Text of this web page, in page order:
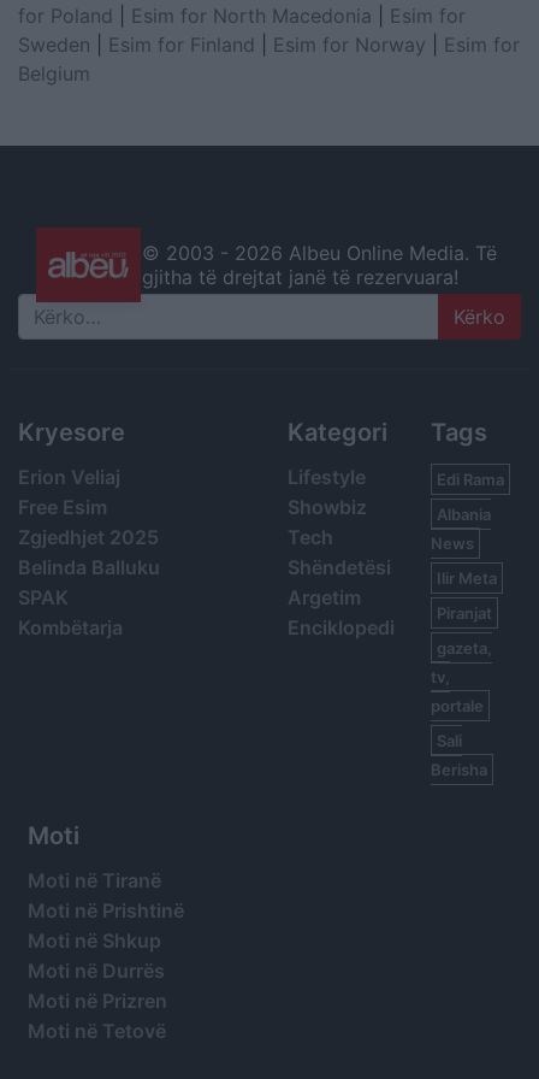
for Poland
Esim for North Macedonia
Esim for
Sweden
Esim for Finland Esim for Norway
Esim for
Belgium
© 2003 - 2026 Albeu Online Media. Të
gjitha të drejtat janë të rezervuara!
Search
Kryesore
Erion Veliaj
Free Esim
Zgjedhjet 2025
Belinda Balluku
SPAK
Kombëtarja
Kategori
Lifestyle
Showbiz
Tech
Shëndetësi
Argetim
Enciklopedi
Tags
Edi Rama
Albania
News
Ilir Meta
Piranjat
gazeta,
tv,
portale
Sali
Berisha
Moti
Moti në Tiranë
Moti në Prishtinë
Moti në Shkup
Moti në Durrës
Moti në Prizren
Moti në Tetovë